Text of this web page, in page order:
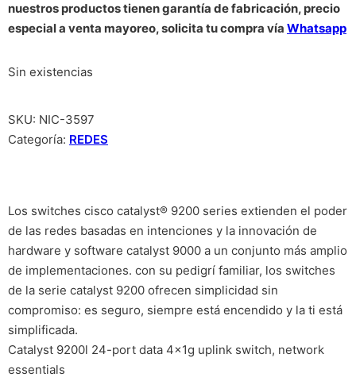
nuestros productos tienen garantía de fabricación, precio
especial a venta mayoreo, solicita tu compra vía Whatsapp
Sin existencias
SKU: NIC-3597
Categoría: REDES
Los switches cisco catalyst® 9200 series extienden el poder
de las redes basadas en intenciones y la innovación de
hardware y software catalyst 9000 a un conjunto más amplio
de implementaciones. con su pedigrí familiar, los switches
de la serie catalyst 9200 ofrecen simplicidad sin
compromiso: es seguro, siempre está encendido y la ti está
simplificada.
Catalyst 9200l 24-port data 4x1g uplink switch, network
essentials